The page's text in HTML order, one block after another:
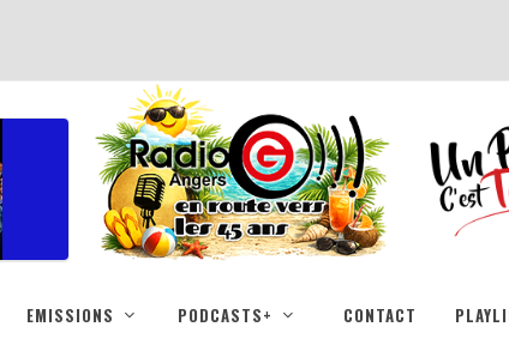
EMISSIONS PODCASTS+ CONTACT